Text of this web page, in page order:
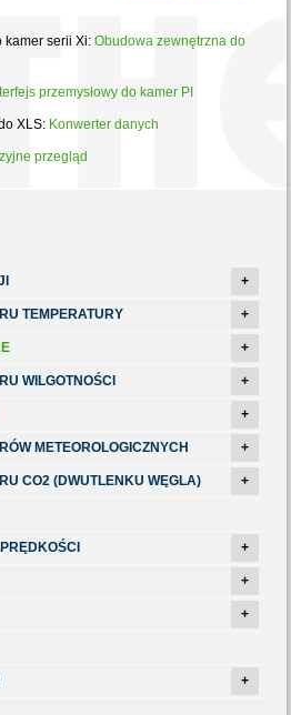
kamer serii Xi:Obudowa zewnętrzna do
przemysłowy do kamer PI
XLS: Konwerter danych
przegląd
+
TEMPERATURY +
+
WILGOTNOŚCI +
+
METEOROLOGICZNYCH +
CO2 (DWUTLENKU WĘGLA) +
+
+
+
+